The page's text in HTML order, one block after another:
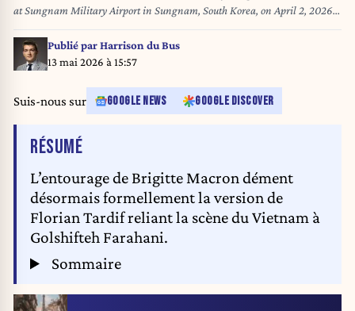
at Sungnam Military Airport in Sungnam, South Korea, on April 2, 2026.
South Korean President Lee Jae Myung will host Macron on April 2 and 3
for a state visit, including summit talks. This marks Macron's first visit to
South Korea since taking office in 2017 and the first by a French president
Publié parHarrison du Bus
13 mai 2026 à 15:57
Suis-nous sur GOOGLE NEWS GOOGLE DISCOVER
RÉSUMÉDE L'ARTICLE
L’entourage de Brigitte Macron dément
désormais formellement la version de
Florian Tardif reliant la scène du Vietnam à
Golshifteh Farahani.
Sommaire